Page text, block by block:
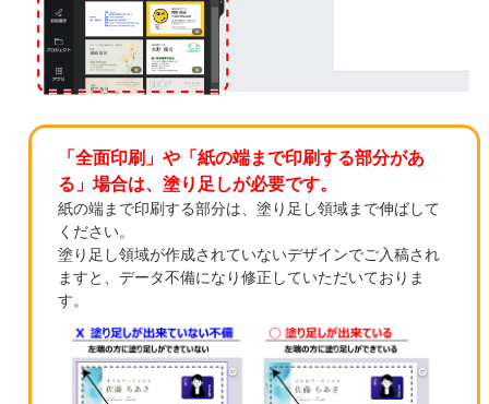
「全面印刷」や「紙の端まで印刷する部分があ
る」場合は、塗り足しが必要です。
紙の端まで印刷する部分は、塗り足し領域まで伸ばして
ください。
塗り足し領域が作成されていないデザインでご入稿され
ますと、データ不備になり修正していただいておりま
す。